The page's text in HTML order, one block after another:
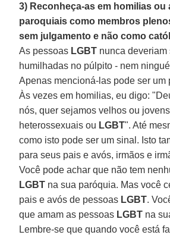
3) Reconheça-as em homilias ou
paroquiais como membros
sem julgamento e não como
As pessoas LGBT nunca deveriam
humilhadas no púlpito - nem
Apenas mencioná-las pode ser um
Às vezes em homilias, eu digo:
nós, quer sejamos velhos ou
heterossexuais ou LGBT". Até
como isto pode ser um sinal. Isto
para seus pais e avós, irmãos e
Você pode achar que não tem
LGBT na sua paróquia. Mas você
pais e avós de pessoas LGBT.
que amam as pessoas LGBT na
Lembre-se que quando você está